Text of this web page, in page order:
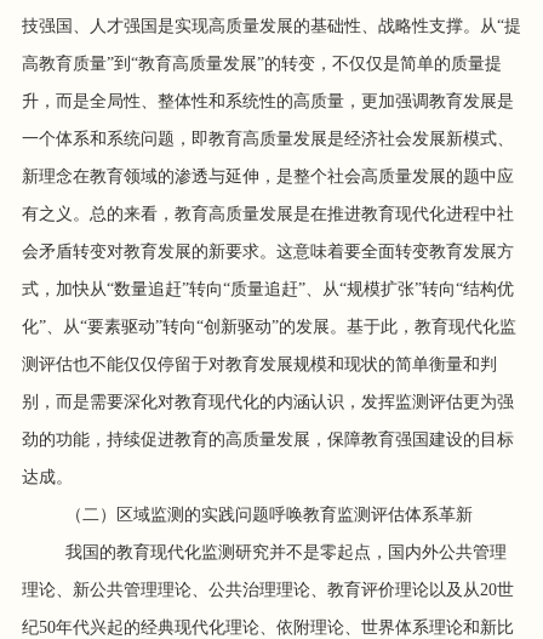
技强国、人才强国是实现高质量发展的基础性、战略性支撑。从“提
高教育质量”到“教育高质量发展”的转变，不仅仅是简单的质量提
升，而是全局性、整体性和系统性的高质量，更加强调教育发展是
一个体系和系统问题，即教育高质量发展是经济社会发展新模式、
新理念在教育领域的渗透与延伸，是整个社会高质量发展的题中应
有之义。总的来看，教育高质量发展是在推进教育现代化进程中社
会矛盾转变对教育发展的新要求。这意味着要全面转变教育发展方
式，加快从“数量追赶”转向“质量追赶”、从“规模扩张”转向“结构优
化”、从“要素驱动”转向“创新驱动”的发展。基于此，教育现代化监
测评估也不能仅仅停留于对教育发展规模和现状的简单衡量和判
别，而是需要深化对教育现代化的内涵认识，发挥监测评估更为强
劲的功能，持续促进教育的高质量发展，保障教育强国建设的目标
达成。
（二）区域监测的实践问题呼唤教育监测评估体系革新
我国的教育现代化监测研究并不是零起点，国内外公共管理
理论、新公共管理理论、公共治理理论、教育评价理论以及从20世
纪50年代兴起的经典现代化理论、依附理论、世界体系理论和新比